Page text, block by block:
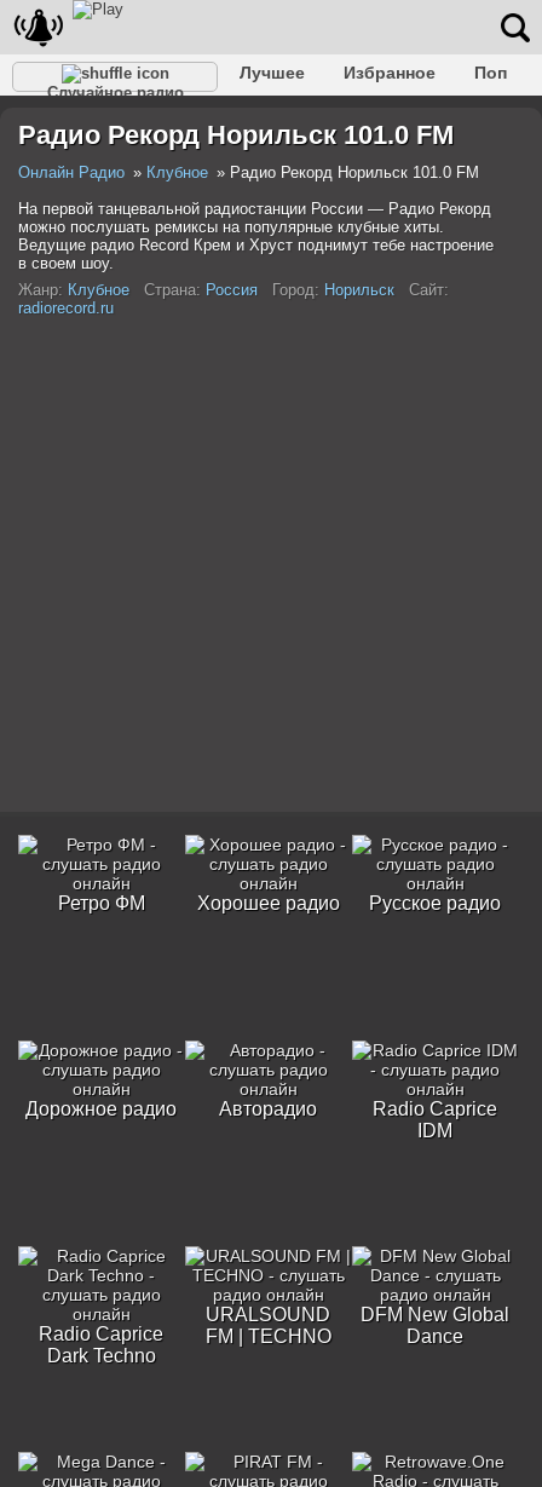
Случайное радио
Лучшее Избранное
Поп
Разговорное
Рэп Транс Дип-хаус
Фолк
Радио Рекорд Норильск 101.0 FM
Онлайн Радио Клубное
Радио Рекорд Норильск 101.0 FM
На первой танцевальной радиостанции России — Радио Рекорд
можно послушать ремиксы на популярные клубные хиты.
Ведущие радио Record Крем и Хруст поднимут тебе настроение
в своем шоу.
Жанр: Клубное Страна: Россия Город: Норильск
Сайт:
radiorecord.ru
Ретро ФМ Хорошее радио Русское радио
Дорожное радио Авторадио
Radio Caprice
IDM
Radio Caprice
Dark Techno
URALSOUND
FM | TECHNO
DFM New Global
Dance